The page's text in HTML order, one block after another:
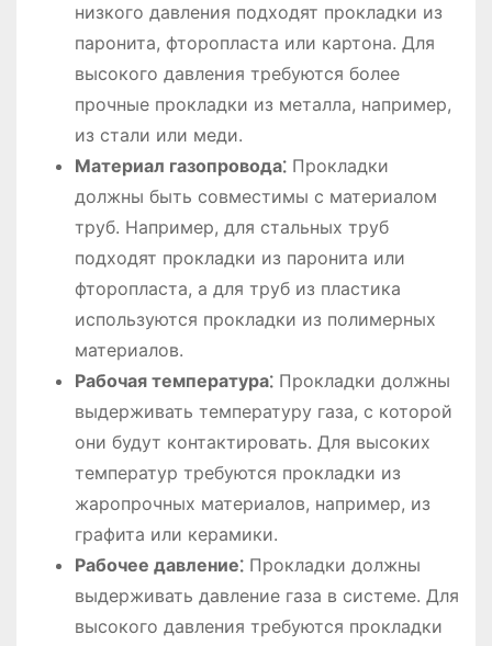
низкого давления подходят прокладки из
паронита, фторопласта или картона. Для
высокого давления требуются более
прочные прокладки из металла, например,
из стали или меди.
Материал газопровода⁚Прокладки
должны быть совместимы с материалом
труб. Например, для стальных труб
подходят прокладки из паронита или
фторопласта, а для труб из пластика
используются прокладки из полимерных
материалов.
Рабочая температура⁚Прокладки должны
выдерживать температуру газа, с которой
они будут контактировать. Для высоких
температур требуются прокладки из
жаропрочных материалов, например, из
графита или керамики.
Рабочее давление⁚Прокладки должны
выдерживать давление газа в системе. Для
высокого давления требуются прокладки